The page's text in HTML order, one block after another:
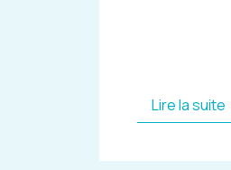
Lire la suite